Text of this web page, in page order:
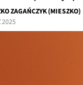
ZAGAŃCZYK (MIESZKO)
2025